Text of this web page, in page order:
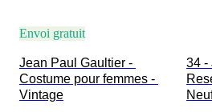
Envoi gratuit
Jean Paul Gaultier -
Costume pour femmes -
Vintage
34 -